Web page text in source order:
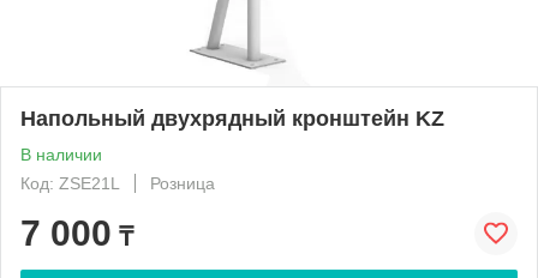
Напольный двухрядный кронштейн KZ
В наличии
Код: ZSE21L
Розница
7 000 ₸